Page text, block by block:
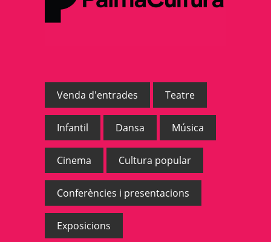
Venda d'entrades Teatre
Infantil Dansa Música
Cinema Cultura popular
Conferències i presentacions
Exposicions